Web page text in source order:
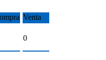
Venta
0